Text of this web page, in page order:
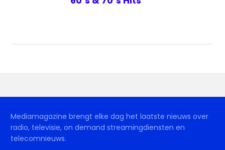
Mediamagazine brengt elke dag het laatste nieuws over
radio, televisie, on demand streamingdiensten en
telecomnieuws.